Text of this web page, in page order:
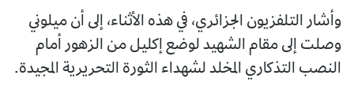
وأشار التلفزيون الجزائري، في هذه الأثناء، إلى أن ميلوني
وصلت إلى مقام الشهيد لوضع إكليل من الزهور أمام
النصب التذكاري المخلد لشهداء الثورة التحريرية المجيدة.